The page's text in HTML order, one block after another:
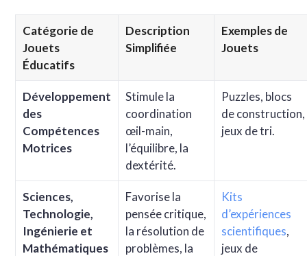
Catégorie de
Jouets
Éducatifs
Description
Simplifiée
Exemples de
Jouets
Développement
des
Compétences
Motrices
Stimule la
coordination
œil-main,
l’équilibre, la
dextérité.
Puzzles, blocs
de construction,
jeux de tri.
Sciences,
Technologie,
Ingénierie et
Mathématiques
Favorise la
pensée critique,
la résolution de
problèmes, la
Kits
d’expériences
scientifiques,
jeux de